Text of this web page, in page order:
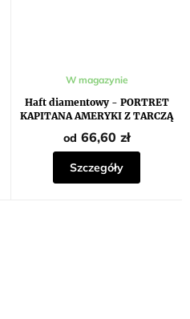
Haft diamentowy - PORTRET
KAPITANA AMERYKI Z TARCZĄ
W magazynie
od 66,60 zł
Szczegóły